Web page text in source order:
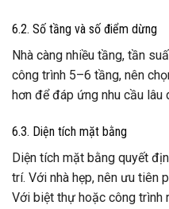
6.2. Số tầng và số điểm dừng
Nhà càng nhiều tầng, tần
công trình 5–6 tầng, nên
hơn để đáp ứng nhu cầu lâu
6.3. Diện tích mặt bằng
Diện tích mặt bằng quyết
trí. Với nhà hẹp, nên ưu tiên
Với biệt thự hoặc công trình